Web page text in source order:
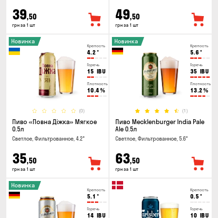
39,50
грн за 1 шт
49,50
грн за 1 шт
Крепость
4.2 °
Горечь
15 IBU
Плотность
10.4%
(0)
Новинка
Пиво «Повна Діжка» Мягкое
0.5л
Светлое, Фильтрованное, 4.2°
35,50
грн за 1 шт
Крепость
5.6 °
Горечь
35 IBU
Плотность
13.2 %
(1)
Новинка
Пиво Mecklenburger India Pale
Ale 0.5л
Светлое, Фильтрованное, 5.6°
63,50
грн за 1 шт
Крепость
5.1 °
Горечь
14 IBU
Новинка
Крепость
0.5 °
Горечь
10 IBU